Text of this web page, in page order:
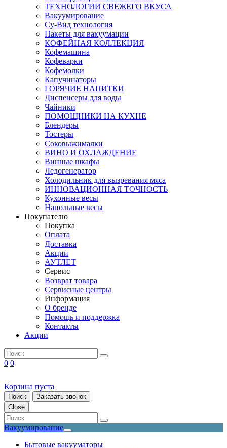
ТЕХНОЛОГИИ СВЕЖЕГО ВКУСА
Вакуумирование
Су-Вид технология
Пакеты для вакуумации
КОФЕЙНАЯ КОЛЛЕКЦИЯ
Кофемашина
Кофеварки
Кофемолки
Капучинаторы
ГОРЯЧИЕ НАПИТКИ
Диспенсеры для воды
Чайники
ПОМОЩНИКИ НА КУХНЕ
Блендеры
Тостеры
Соковыжималки
ВИНО И ОХЛАЖДЕНИЕ
Винные шкафы
Ледогенератор
Холодильник для вызревания мяса
ИННОВАЦИОННАЯ ТОЧНОСТЬ
Кухонные весы
Напольные весы
Покупателю
Покупка
Оплата
Доставка
Акции
АУТЛЕТ
Сервис
Возврат товара
Сервисные центры
Информация
О бренде
Помощь и поддержка
Контакты
Акции
0 0
Корзина пуста
Поиск
Заказать звонок
Close
Вакуумирование
Бытовые вакууматоры